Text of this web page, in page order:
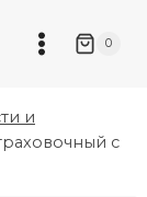
0
и
с